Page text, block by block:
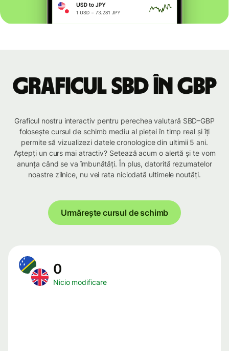
Graficul SBD în GBP
Graficul nostru interactiv pentru perechea valutară SBD–GBP
folosește cursul de schimb mediu al pieței în timp real și îți
permite să vizualizezi datele cronologice din ultimii 5 ani.
Aștepți un curs mai atractiv? Setează acum o alertă și te vom
anunța când se va îmbunătăți. În plus, datorită rezumatelor
noastre zilnice, nu vei rata niciodată ultimele noutăți.
Urmărește cursul de schimb
0
Nicio modificare